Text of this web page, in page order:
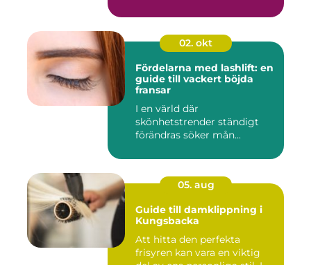
02. okt
Fördelarna med lashlift: en
guide till vackert böjda
fransar
I en värld där
skönhetstrender ständigt
förändras söker mån...
05. aug
Guide till damklippning i
Kungsbacka
Att hitta den perfekta
frisyren kan vara en viktig